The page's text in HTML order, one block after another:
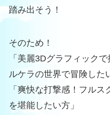
踏み出そう！
そのため！
「美麗3Dグラフィック
ルケラの世界で冒険した
「爽快な打撃感！フル
を堪能したい方」